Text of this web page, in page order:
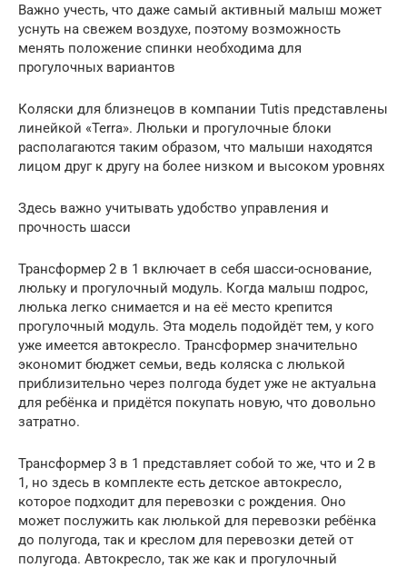
Важно учесть, что даже самый активный малыш может
уснуть на свежем воздухе, поэтому возможность
менять положение спинки необходима для
прогулочных вариантов
Коляски для близнецов в компании Tutis представлены
линейкой «Terra». Люльки и прогулочные блоки
располагаются таким образом, что малыши находятся
лицом друг к другу на более низком и высоком уровнях
Здесь важно учитывать удобство управления и
прочность шасси
Трансформер 2 в 1 включает в себя шасси-основание,
люльку и прогулочный модуль. Когда малыш подрос,
люлька легко снимается и на её место крепится
прогулочный модуль. Эта модель подойдёт тем, у кого
уже имеется автокресло. Трансформер значительно
экономит бюджет семьи, ведь коляска с люлькой
приблизительно через полгода будет уже не актуальна
для ребёнка и придётся покупать новую, что довольно
затратно.
Трансформер 3 в 1 представляет собой то же, что и 2 в
1, но здесь в комплекте есть детское автокресло,
которое подходит для перевозки с рождения. Оно
может послужить как люлькой для перевозки ребёнка
до полугода, так и креслом для перевозки детей от
полугода. Автокресло, так же как и прогулочный